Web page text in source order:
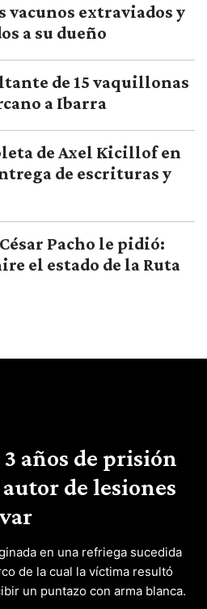
vacunos extraviados y
a su dueño
de 15 vaquillonas
a Ibarra
de Axel Kicillof en
de escrituras y
Pacho le pidió:
el estado de la Ruta
años de prisión
de lesiones
en una refriega sucedida
de la cual la víctima resultó
un puntazo con arma blanca.